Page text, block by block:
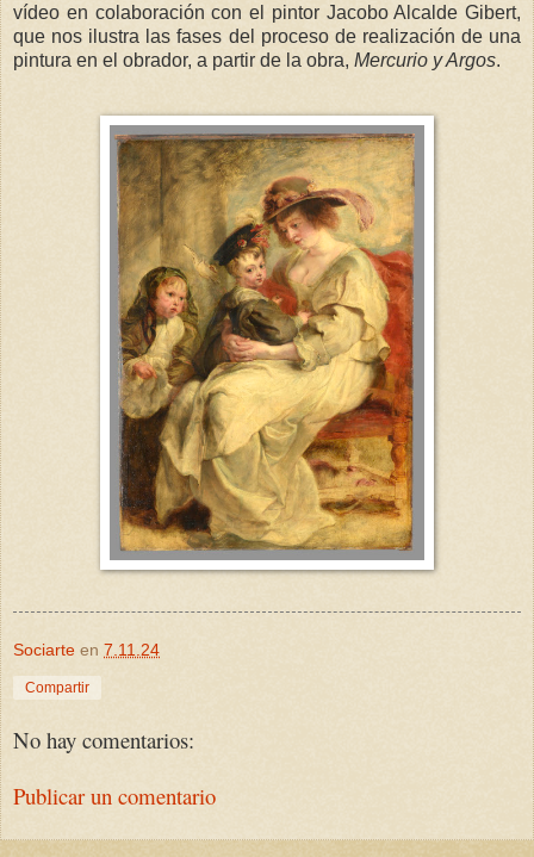
vídeo en colaboración con el pintor Jacobo Alcalde Gibert,
que nos ilustra las fases del proceso de realización de una
pintura en el obrador, a partir de la obra, Mercurio y Argos.
Sociarte en 7.11.24
Compartir
No hay comentarios:
Publicar un comentario